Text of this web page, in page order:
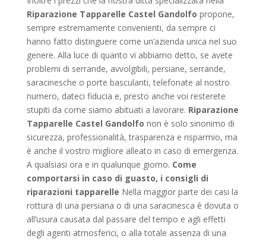
Riparazione Tapparelle Castel Gandolfo propone,
sempre estremamente convenienti, da sempre ci
hanno fatto distinguere come un’azienda unica nel suo
genere. Alla luce di quanto vi abbiamo detto, se avete
problemi di serrande, avvolgibili, persiane, serrande,
saracinesche o porte basculanti, telefonate al nostro
numero, dateci fiducia e, presto anche voi resterete
stupiti da come siamo abituati a lavorare. Riparazione
Tapparelle Castel Gandolfo non è solo sinonimo di
sicurezza, professionalità, trasparenza e risparmio, ma
è anche il vostro migliore alleato in caso di emergenza.
A qualsiasi ora e in qualunque giorno. Come
comportarsi in caso di guasto, i consigli di
riparazioni tapparelle Nella maggior parte dei casi la
rottura di una persiana o di una saracinesca è dovuta o
all’usura causata dal passare del tempo e agli effetti
degli agenti atmosferici, o alla totale assenza di una